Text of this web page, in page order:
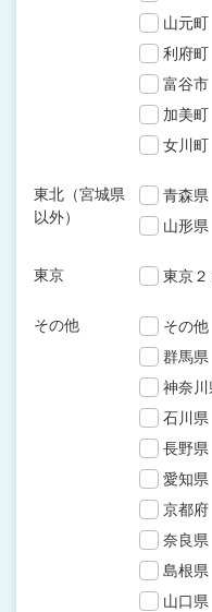
山元町
利府町
富谷市
加美町
女川町
東北（宮城県
以外）
青森県
山形県
東京 東京
その他 その他
群馬県
神奈
石川県
長野県
愛知県
京都府
奈良県
島根県
山口県